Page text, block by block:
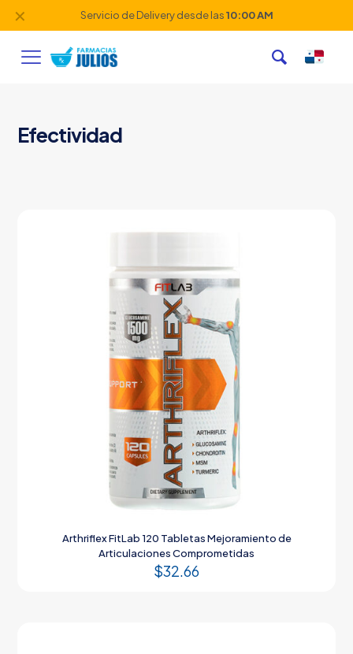
Servicio de Delivery desde las10:00 AM
✕
Efectividad
Arthriflex FitLab 120 Tabletas Mejoramiento de
Articulaciones Comprometidas
$32.66